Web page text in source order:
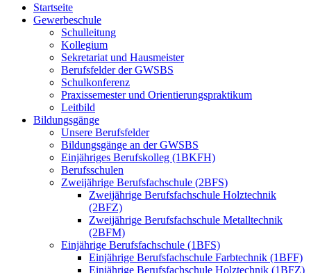
Startseite
Gewerbeschule
Schulleitung
Kollegium
Sekretariat und Hausmeister
Berufsfelder der GWSBS
Schulkonferenz
Praxissemester und Orientierungspraktikum
Leitbild
Bildungsgänge
Unsere Berufsfelder
Bildungsgänge an der GWSBS
Einjähriges Berufskolleg (1BKFH)
Berufsschulen
Zweijährige Berufsfachschule (2BFS)
Zweijährige Berufsfachschule Holztechnik
(2BFZ)
Zweijährige Berufsfachschule Metalltechnik
(2BFM)
Einjährige Berufsfachschule (1BFS)
Einjährige Berufsfachschule Farbtechnik (1BFF)
Einjährige Berufsfachschule Holztechnik (1BFZ)